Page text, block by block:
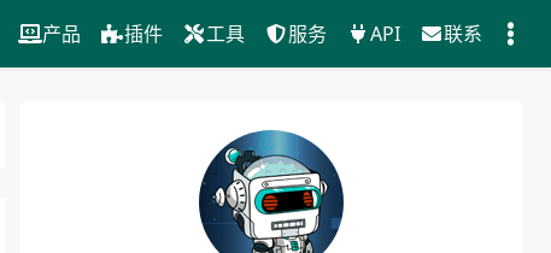
产品 插件 工具 服务 API 联系